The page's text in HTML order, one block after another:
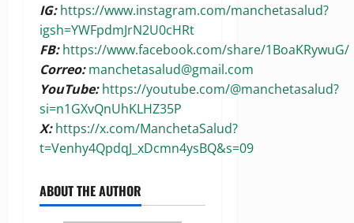
IG:https://www.instagram.com/manchetasalud?
igsh=YWFpdmJrN2U0cHRt
FB:https://www.facebook.com/share/1BoaKRywuG/
Correo:manchetasalud@gmail.com
YouTube: https://youtube.com/@manchetasalud?
si=n1GXvQnUhKLHZ35P
X:https://x.com/ManchetaSalud?
t=Venhy4QpdqJ_xDcmn4ysBQ&s=09
ABOUT THE AUTHOR